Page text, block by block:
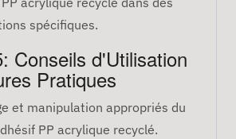
spécifiques.
Conseils d'Utilisation
Pratiques
et manipulation appropriés du
PP acrylique recyclé.